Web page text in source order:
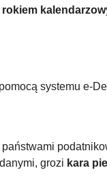
systemu e-
grozi kara